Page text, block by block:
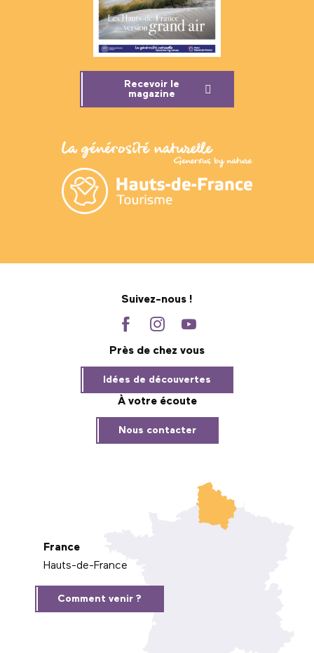
Recevoir le
magazine
Suivez-nous !
Près de chez vous
Idées de découvertes
À votre écoute
Nous contacter
France
Hauts-de-France
Comment venir ?